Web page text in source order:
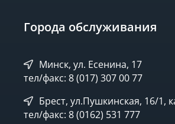
Города обслуживания
Минск, ул. Есенина, 17
тел/факс: 8 (017) 307 00 77
Брест, ул.Пушкинская, 16/1,
тел/факс: 8 (0162) 531 777